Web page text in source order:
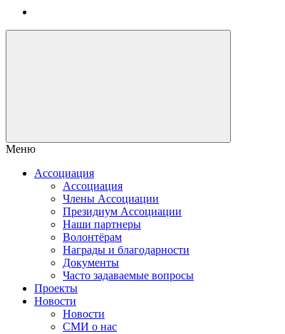
Меню
Ассоциация
Ассоциация
Члены Ассоциации
Президиум Ассоциации
Наши партнеры
Волонтёрам
Награды и благодарности
Документы
Часто задаваемые вопросы
Проекты
Новости
Новости
СМИ о нас